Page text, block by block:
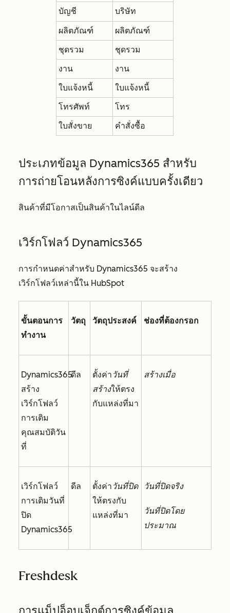
บัญชี
บริษัท
ผลิตภัณฑ์
ผลิตภัณฑ์
ชุดรวม
ชุดรวม
งาน
งาน
ใบแจ้งหนี้
ใบแจ้งหนี้
โทรศัพท์
โทร
ใบสั่งขาย
คำสั่งซื้อ
ประเภทข้อมูล Dynamics365 สำหรับ
การถ่ายโอนหลังการซิงค์แบบครั้งเดียว
สินค้าที่มีโอกาสเป็นสินค้าในไลน์ดีล
เวิร์กโฟลว์ Dynamics365
การกำหนดค่าสำหรับ Dynamics365 จะสร้าง
เวิร์กโฟลว์เหล่านี้ใน HubSpot
ขั้นตอนการ
ทำงาน
วัตถุ วัตถุประสงค์ ช่องที่ต้องกรอก
Dynamics365
สร้าง
เวิร์กโฟลว์
การเติม
คุณสมบัติวัน
ที่
ดีล ตั้งค่าวันที่
สร้างให้ตรง
กับแหล่งที่มา
สร้างเมื่อ
เวิร์กโฟลว์
การเติมวันที่
ปิด
Dynamics365
ดีล ตั้งค่าวันที่ปิด
ให้ตรงกับ
แหล่งที่มา
วันที่ปิดจริง
วันที่ปิดโดย
ประมาณ
Freshdesk